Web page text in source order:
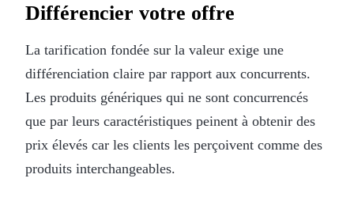
Différencier votre offre
La tarification fondée sur la valeur exige une
différenciation claire par rapport aux concurrents.
Les produits génériques qui ne sont concurrencés
que par leurs caractéristiques peinent à obtenir des
prix élevés car les clients les perçoivent comme des
produits interchangeables.